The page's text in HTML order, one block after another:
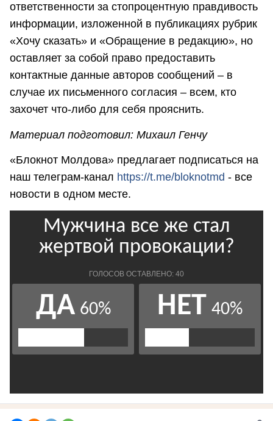
ответственности за стопроцентную правдивость
информации, изложенной в публикациях рубрик
«Хочу сказать» и «Обращение в редакцию», но
оставляет за собой право предоставить
контактные данные авторов сообщений – в
случае их письменного согласия – всем, кто
захочет что-либо для себя прояснить.
Материал подготовил: Михаил Генчу
«Блокнот Молдова» предлагает подписаться на
наш телеграм-канал https://t.me/bloknotmd - все
новости в одном месте.